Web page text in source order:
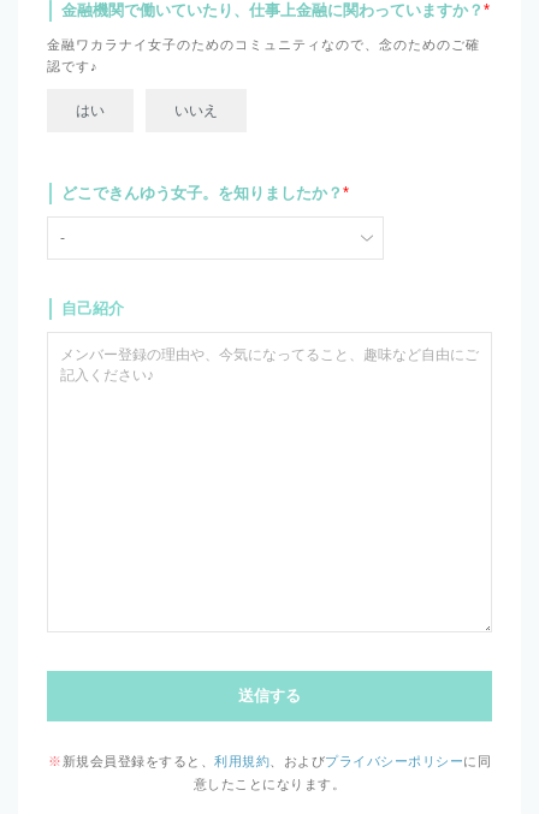
金融機関で働いていたり、仕事上金融に関わっていますか？ *
金融ワカラナイ女子のためのコミュニティなので、念のためのご確
認です♪
はい いいえ
どこできんゆう女子。を知りましたか？ *
自己紹介
送信する
※ 新規会員登録をすると、 利用規約 、およびプライバシーポリシーに同
意したことになります。